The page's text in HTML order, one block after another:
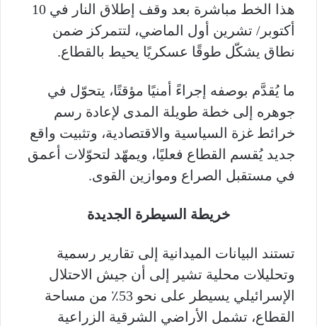
هذا الخط مباشرة بعد وقف إطلاق النار في 10
أكتوبر/ تشرين أول الماضي، لتتمركز ضمن
نطاق يشكّل طوقًا عسكريًا يحيط بالقطاع.
ما يُقدَّم بوصفه إجراءً أمنيًا مؤقتًا، يتحوّل في
جوهره إلى خطة طويلة المدى لإعادة رسم
خرائط غزة السياسية والاقتصادية، وتثبيت واقع
جديد يُقسم القطاع فعليًا، ويمهّد لتحوّلات أعمق
في مستقبل الصراع وموازين القوى.
خريطة السيطرة الجديدة
تستند البيانات الميدانية إلى تقارير رسمية
وتحليلات محلية تشير إلى أن جيش الاحتلال
الإسرائيلي يسيطر على نحو 53٪ من مساحة
القطاع، تشمل الأراضي الشرقية الزراعية